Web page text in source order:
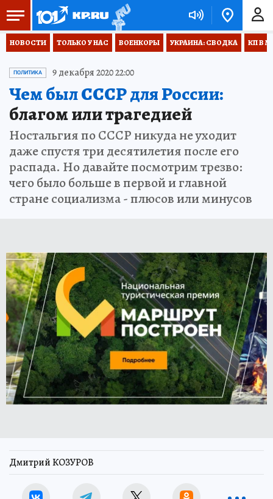
НОВОСТИ ТОЛЬКО У НАС ВОЕНКОРЫ УКРАИНА: СВОДКА КП В
ПОЛИТИКА 9 декабря 2020 22:00
Чем был СССР для России:
благом или трагедией
Ностальгия по СССР никуда не уходит
даже спустя три десятилетия после его
распада. Но давайте посмотрим трезво:
чего было больше в первой и главной
стране социализма - плюсов или минусов
Дмитрий КОЗУРОВ